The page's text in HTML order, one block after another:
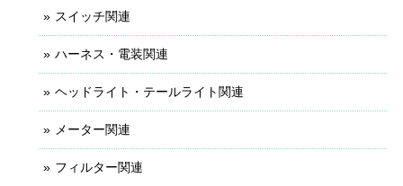
スイッチ関連
ハーネス・電装関連
ヘッドライト・テールライト関連
メーター関連
フィルター関連